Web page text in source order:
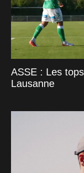
ASSE : Les
Lausanne